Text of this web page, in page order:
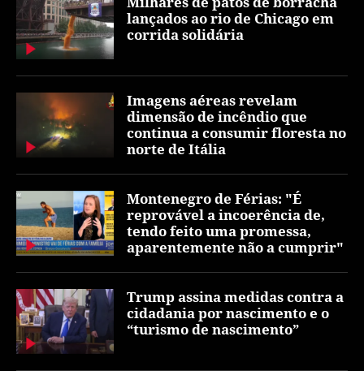
lançados ao rio de Chicago em
corrida solidária
Imagens aéreas revelam
dimensão de incêndio que
continua a consumir floresta no
norte de Itália
Montenegro de Férias: "É
reprovável a incoerência de,
tendo feito uma promessa,
aparentemente não a cumprir"
Trump assina medidas contra a
cidadania por nascimento e o
“turismo de nascimento”